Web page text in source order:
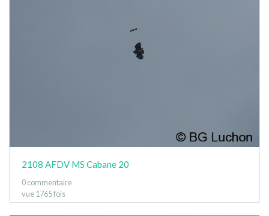
2108 AFDV MS Cabane 20
0 commentaire
vue 1765 fois